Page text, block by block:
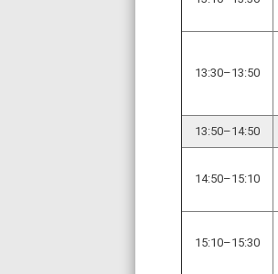
13:30–13:50
13:50–14:50
14:50–15:10
15:10–15:30